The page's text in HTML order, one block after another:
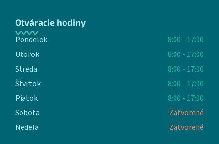
Otváracie hodiny
Pondelok
8:00 - 17:00
Utorok
8:00 - 17:00
Streda
8:00 - 17:00
Štvrtok
8:00 - 17:00
Piatok
8:00 - 17:00
Sobota
Zatvorené
Nedela
Zatvorené